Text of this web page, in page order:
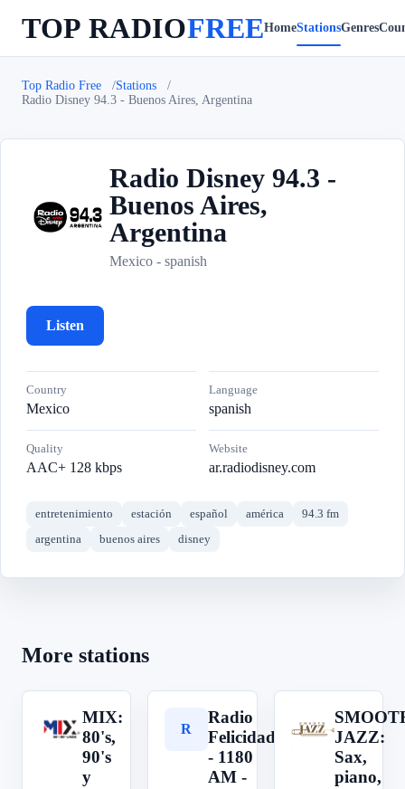
TOP RADIOFREEHomeStationsGenres
Top Radio Free
Stations
Radio Disney 94.3 - Buenos Aires, Argentina
R
Radio Disney 94.3 -
Buenos Aires,
Argentina
Mexico - spanish
Listen
Country
Mexico
Language
spanish
Quality
AAC+ 128 kbps
Website
ar.radiodisney.com
entretenimiento estación español américa
94.3 fm
argentina
buenos aires disney
More stations
M
MIX:
80's,
90's
y
R
Radio
Felicidad
- 1180
AM -
S
JAZZ:
Sax,
piano,